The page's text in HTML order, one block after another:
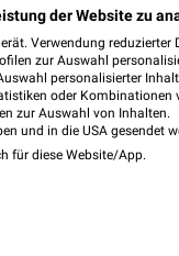
für
für Tuttlingen
der Website zu
Verwendung reduzierter
zur Auswahl
personalisierter
oder Kombinationen
zur Auswahl von Inhalten.
und in die USA gesendet
für diese Website/App.